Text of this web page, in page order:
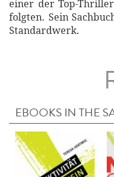
einer der Top-
folgten. Sein
Standardwerk.
EBOOKS IN THE